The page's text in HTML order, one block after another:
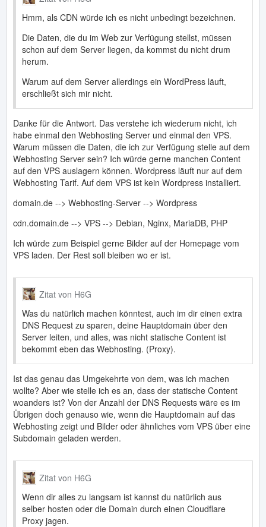
Hmm, als CDN würde ich es nicht unbedingt bezeichnen.
Die Daten, die du im Web zur Verfügung stellst, müssen
schon auf dem Server liegen, da kommst du nicht drum
herum.
Warum auf dem Server allerdings ein WordPress läuft,
erschließt sich mir nicht.
Danke für die Antwort. Das verstehe ich wiederum nicht, ich
habe einmal den Webhosting Server und einmal den VPS.
Warum müssen die Daten, die ich zur Verfügung stelle auf dem
Webhosting Server sein? Ich würde gerne manchen Content
auf den VPS auslagern können. Wordpress läuft nur auf dem
Webhosting Tarif. Auf dem VPS ist kein Wordpress installiert.
domain.de --> Webhosting-Server --> Wordpress
cdn.domain.de --> VPS --> Debian, Nginx, MariaDB, PHP
Ich würde zum Beispiel gerne Bilder auf der Homepage vom
VPS laden. Der Rest soll bleiben wo er ist.
Zitat von H6G
Was du natürlich machen könntest, auch im dir einen extra
DNS Request zu sparen, deine Hauptdomain über den
Server leiten, und alles, was nicht statische Content ist
bekommt eben das Webhosting. (Proxy).
Ist das genau das Umgekehrte von dem, was ich machen
wollte? Aber wie stelle ich es an, dass der statische Content
woanders ist? Von der Anzahl der DNS Requests wäre es im
Übrigen doch genauso wie, wenn die Hauptdomain auf das
Webhosting zeigt und Bilder oder ähnliches vom VPS über eine
Subdomain geladen werden.
Zitat von H6G
Wenn dir alles zu langsam ist kannst du natürlich aus
selber hosten oder die Domain durch einen Cloudflare
Proxy jagen.